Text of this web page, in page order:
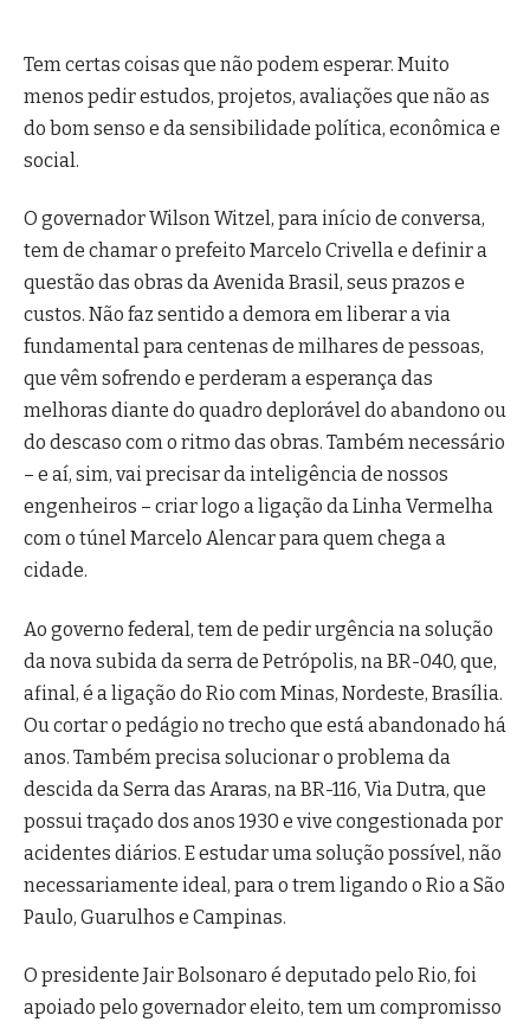
Tem certas coisas que não podem esperar. Muito
menos pedir estudos, projetos, avaliações que não as
do bom senso e da sensibilidade política, econômica e
social.
O governador Wilson Witzel, para início de conversa,
tem de chamar o prefeito Marcelo Crivella e definir a
questão das obras da Avenida Brasil, seus prazos e
custos. Não faz sentido a demora em liberar a via
fundamental para centenas de milhares de pessoas,
que vêm sofrendo e perderam a esperança das
melhoras diante do quadro deplorável do abandono ou
do descaso com o ritmo das obras. Também necessário
– e aí, sim, vai precisar da inteligência de nossos
engenheiros – criar logo a ligação da Linha Vermelha
com o túnel Marcelo Alencar para quem chega a
cidade.
Ao governo federal, tem de pedir urgência na solução
da nova subida da serra de Petrópolis, na BR-040, que,
afinal, é a ligação do Rio com Minas, Nordeste, Brasília.
Ou cortar o pedágio no trecho que está abandonado há
anos. Também precisa solucionar o problema da
descida da Serra das Araras, na BR-116, Via Dutra, que
possui traçado dos anos 1930 e vive congestionada por
acidentes diários. E estudar uma solução possível, não
necessariamente ideal, para o trem ligando o Rio a São
Paulo, Guarulhos e Campinas.
O presidente Jair Bolsonaro é deputado pelo Rio, foi
apoiado pelo governador eleito, tem um compromisso